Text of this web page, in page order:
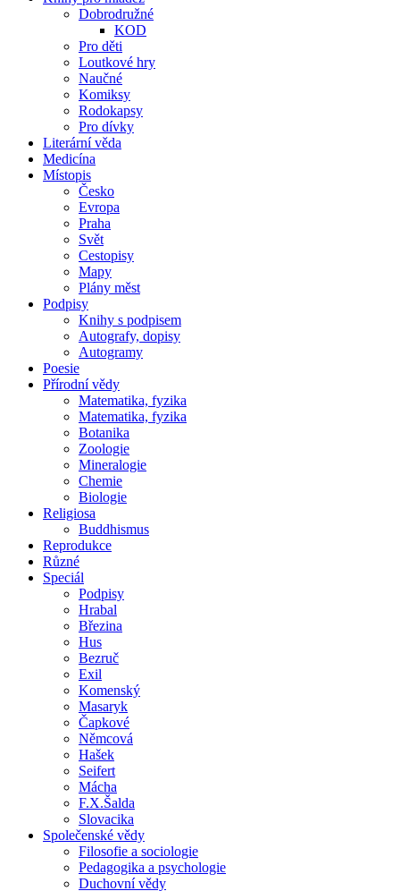
Dobrodružné
KOD
Pro děti
Loutkové hry
Naučné
Komiksy
Rodokapsy
Pro dívky
Literární věda
Medicína
Místopis
Česko
Evropa
Praha
Svět
Cestopisy
Mapy
Plány měst
Podpisy
Knihy s podpisem
Autografy, dopisy
Autogramy
Poesie
Přírodní vědy
Matematika, fyzika
Matematika, fyzika
Botanika
Zoologie
Mineralogie
Chemie
Biologie
Religiosa
Buddhismus
Reprodukce
Různé
Speciál
Podpisy
Hrabal
Březina
Hus
Bezruč
Exil
Komenský
Masaryk
Čapkové
Němcová
Hašek
Seifert
Mácha
F.X.Šalda
Slovacika
Společenské vědy
Filosofie a sociologie
Pedagogika a psychologie
Duchovní vědy